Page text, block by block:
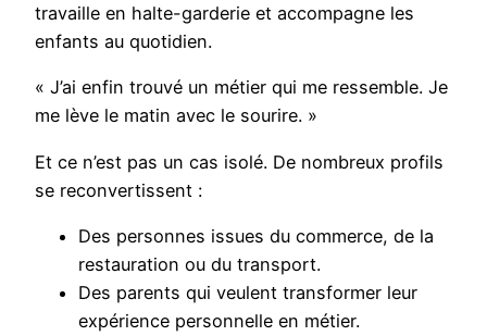
travaille en halte-garderie et accompagne les
enfants au quotidien.
« J’ai enfin trouvé un métier qui me ressemble. Je
me lève le matin avec le sourire. »
Et ce n’est pas un cas isolé. De nombreux profils
se reconvertissent :
Des personnes issues du commerce, de la
restauration ou du transport.
Des parents qui veulent transformer leur
expérience personnelle en métier.